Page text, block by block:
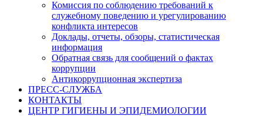
Комиссия по соблюдению требований к
служебному поведению и урегулированию
конфликта интересов
Доклады, отчеты, обзоры, статистическая
информация
Обратная связь для сообщений о фактах
коррупции
Антикоррупционная экспертиза
ПРЕСС-СЛУЖБА
КОНТАКТЫ
ЦЕНТР ГИГИЕНЫ И ЭПИДЕМИОЛОГИИ